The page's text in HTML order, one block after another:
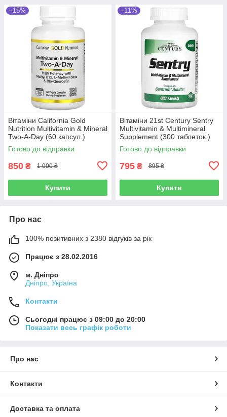
–15%
Вітаміни California Gold
Nutrition Multivitamin & Mineral
Two-A-Day (60 капсул.)
Готово до відправки
850 ₴ 1 000 ₴
Купити
–11%
Вітаміни 21st Century Sentry
Multivitamin & Multimineral
Supplement (300 таблеток.)
Готово до відправки
795 ₴ 895 ₴
Купити
Про нас
100% позитивних з 2380 відгуків за рік
Працює з 28.02.2016
м. Дніпро
Дніпро, Україна
Контакти
Сьогодні працює з 09:00 до 20:00
Показати весь графік роботи
Про нас
Контакти
Доставка та оплата